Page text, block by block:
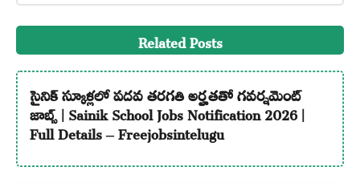
Related Posts
సైనిక్ స్కూళ్లలో పదవ తరగతి అర్హతతో గవర్నమెంట్
జాబ్స్ | Sainik School Jobs Notification 2026 |
Full Details – Freejobsintelugu